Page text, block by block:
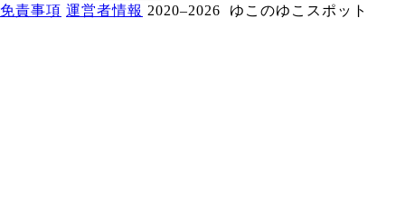
免責事項 運営者情報 2020–2026 ゆこのゆこスポット